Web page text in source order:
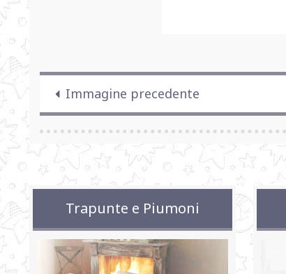
Immagine precedente
Trapunte e Piumoni